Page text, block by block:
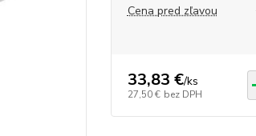
Cena pred zľavou
33,83 €/ks
27,50 € bez DPH